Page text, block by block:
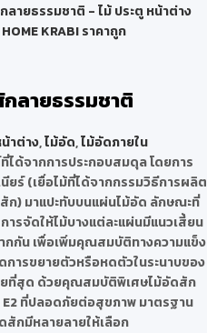
ลายธรรมชาติ
าต่าง,ไม้อัด,ไม้อัดภายใน
ด้จากการประกอบสมดุล โดยการ
นียร์ (เยื่อไม้ที่ได้จากกรรมวิธีการผลิต
ก) มาแปะทับบนแผ่นไม้อัด ลักษณะที่
รจัดให้ไม้บางแต่ละแผ่นมีแนวเสี้ยน
กกัน เพื่อเพิ่มคุณสมบัติทางความแข็ง
การขยายตัวหรือหดตัวในระนาบของ
ที่สุด ด้วยคุณสมบัติพิเศษไม้อัดสัก
E2 ที่ปลอดภัยต่อสุขภาพ มาตรฐาน
สักมีหลายลายให้เลือก